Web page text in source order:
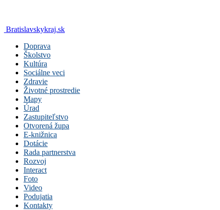
Bratislavskykraj.sk
Doprava
Školstvo
Kultúra
Sociálne veci
Zdravie
Životné prostredie
Mapy
Úrad
Zastupiteľstvo
Otvorená župa
E-knižnica
Dotácie
Rada partnerstva
Rozvoj
Interact
Foto
Video
Podujatia
Kontakty